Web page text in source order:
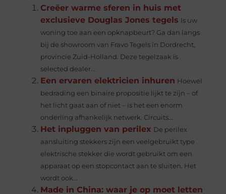
Creëer warme sferen in huis met
exclusieve Douglas Jones tegels Is uw
woning toe aan een opknapbeurt? Ga dan langs
bij de showroom van Fravo Tegels in Dordrecht,
provincie Zuid-Holland. Deze tegelzaak is
selected dealer...
Een ervaren elektricien inhuren Hoewel
bedrading een binaire propositie lijkt te zijn – of
het licht gaat aan of niet – is het een enorm
onderling afhankelijk netwerk. Circuits...
Het inpluggen van perilex De perilex
aansluiting stekkers zijn een veelgebruikt type
elektrische stekker die wordt gebruikt om een ​​
apparaat op een stopcontact aan te sluiten. Het
wordt ook...
Made in China: waar je op moet letten